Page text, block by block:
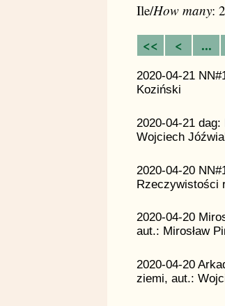
Ile/How many:
<< < ...
2020-04-21
Koziński
2020-04-21 dag:
Wojciech
2020-04-20
Rzeczywistości
2020-04-20
aut.: Mirosław
2020-04-20
ziemi, aut.: